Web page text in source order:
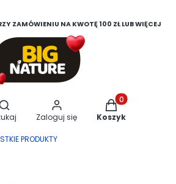
ZAMÓWIENIU NA KWOTĘ 100 ZŁ LUB WIĘCEJ
Otwórz wyszukiwarkę
Zaloguj się
Produkty w
Koszyk
PRODUKTY